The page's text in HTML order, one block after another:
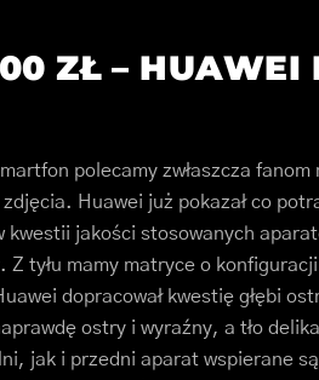
ZŁ – HUAWEI
polecamy zwłaszcza fanom
Huawei już pokazał co
jakości stosowanych
tyłu mamy matryce o
dopracował kwestię głębi
ostry i wyraźny, a tło
jak i przedni aparat wspierane